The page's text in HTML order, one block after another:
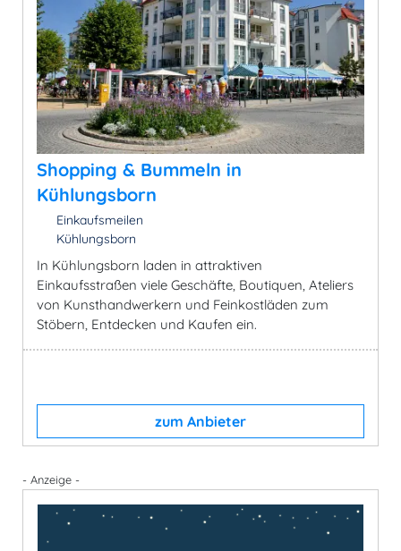
Shopping & Bummeln in
Kühlungsborn
Einkaufsmeilen
Kühlungsborn
In Kühlungsborn laden in attraktiven
Einkaufsstraßen viele Geschäfte, Boutiquen, Ateliers
von Kunsthandwerkern und Feinkostläden zum
Stöbern, Entdecken und Kaufen ein.
zum Anbieter
- Anzeige -